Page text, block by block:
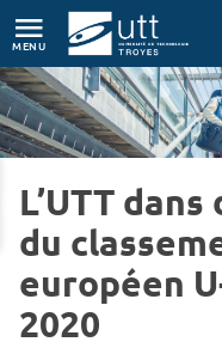
MENU
Accueil L'UTT Actualités
L’UTT
du
européen
2020